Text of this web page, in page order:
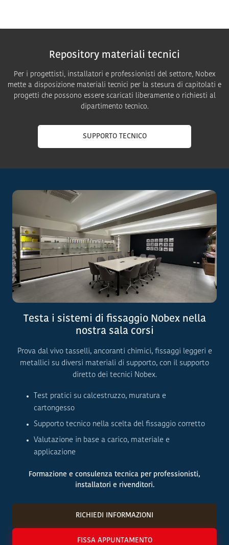
Repository materiali tecnici
Per i progettisti, installatori e professionisti del settore, Nobex
mette a disposizione materiali tecnici per la stesura di capitolati e
progetti che possono essere scaricati liberamente o richiesti al
dipartimento tecnico.
SUPPORTO TECNICO
Testa i sistemi di fissaggio Nobex nella
nostra sala corsi
Prova dal vivo tasselli, ancoranti chimici, fissaggi leggeri e
metallici su diversi materiali di supporto, con il supporto
diretto dei tecnici Nobex.
Test pratici su calcestruzzo, muratura e
cartongesso
Supporto tecnico nella scelta del fissaggio corretto
Valutazione in base a carico, materiale e
applicazione
Formazione e consulenza tecnica per professionisti,
installatori e rivenditori.
RICHIEDI INFORMAZIONI
FISSA APPUNTAMENTO